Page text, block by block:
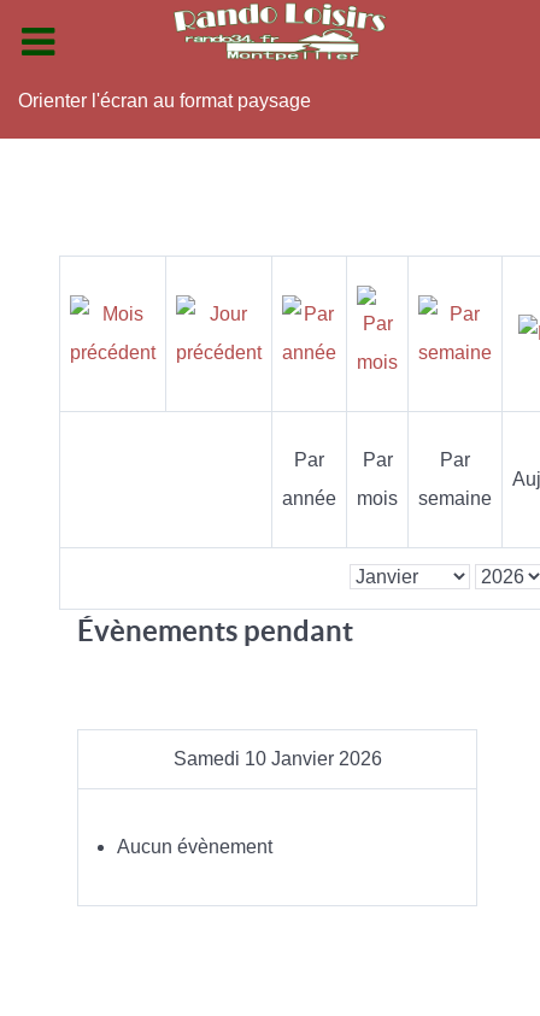
Orienter l'écran au format paysage
Par
année
Par
mois
Par
semaine
Évènements pendant
Samedi 10 Janvier 2026
Aucun évènement